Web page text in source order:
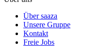
Über saaza
Unsere Gruppe
Kontakt
Freie Jobs